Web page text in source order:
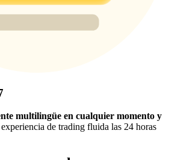
multilingüe en cualquier momento y
de trading fluida las 24 horas